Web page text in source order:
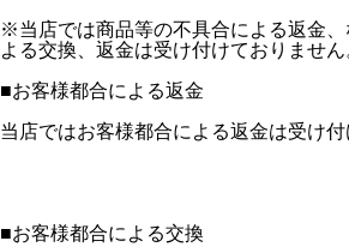
※当店では商品等の不具合による返金
よる交換、返金は受け付けておりません
■お客様都合による返金
当店ではお客様都合による返金は受け付
■お客様都合による交換